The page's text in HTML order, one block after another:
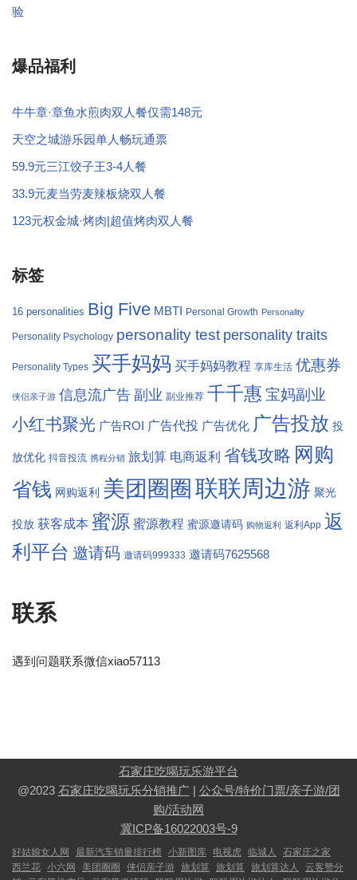
验
爆品福利
牛牛章·章鱼水煎肉双人餐仅需148元
天空之城游乐园单人畅玩通票
59.9元三江饺子王3-4人餐
33.9元麦当劳麦辣板烧双人餐
123元权金城·烤肉|超值烤肉双人餐
标签
16 personalities Big Five MBTI Personal Growth Personality
Personality Psychology personality test personality traits
Personality Types 买手妈妈 买手妈妈教程 享库生活 优惠券
侠侣亲子游 信息流广告 副业 副业推荐 千千惠 宝妈副业
小红书聚光 广告ROI 广告代投 广告优化 广告投放 投
放优化 抖音投流 携程分销 旅划算 电商返利 省钱攻略 网购
省钱 网购返利 美团圈圈 联联周边游 聚光
投放 获客成本 蜜源 蜜源教程 蜜源邀请码 购物返利 返利App 返
利平台 邀请码 邀请码999333 邀请码7625568
联系
遇到问题联系微信xiao57113
石家庄吃喝玩乐游平台
@2023 石家庄吃喝玩乐分销推广| 公众号/特价门票/亲子游/团
购/活动网
冀ICP备16022003号-9
好姑娘女人网 最新汽车销量排行榜 小新图库 电视虎 临城人
石家庄之家
西兰花 小六网 美团圈圈 侠侣亲子游 旅划算 旅划算 旅划算达人
云客赞分